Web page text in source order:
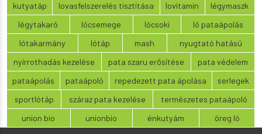
kutyatáp
lovasfelszerelés tisztítása lovitamin
légymaszk
légytakaró
lócsemege lócsoki
ló pataápolás
lótakarmány
lótáp mash
nyugtató hatású
nyírrothadás kezelése
pata szaru erősítése
pata védelem
pataápolás
pataápoló repedezett pata ápolása
serlegek
sportlótáp
száraz pata kezelése
természetes pataápoló
union bio
unionbio énkutyám öreg ló